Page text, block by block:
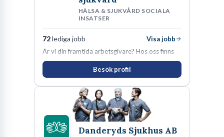
HÄLSA & SJUKVÅRD SOCIALA
INSATSER
72lediga jobb
Visa jobb
Är vi din framtida arbetsgivare? Hos oss finns
engagemang, vilja och hjärta. Här uppmuntras
du alltid till utveckling! Vårt forskningsklimat är
oförskämt bra. Erfarna och engagerande
medarbetare gör att utvecklingen hos oss går i
snabb takt. Här hittar du en av landets mest
spännande arbetsplatser!
Besök profil
Danderyds Sjukhus AB